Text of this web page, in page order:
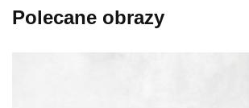
Polecane obrazy